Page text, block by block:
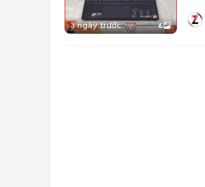
3 ngày trước 6